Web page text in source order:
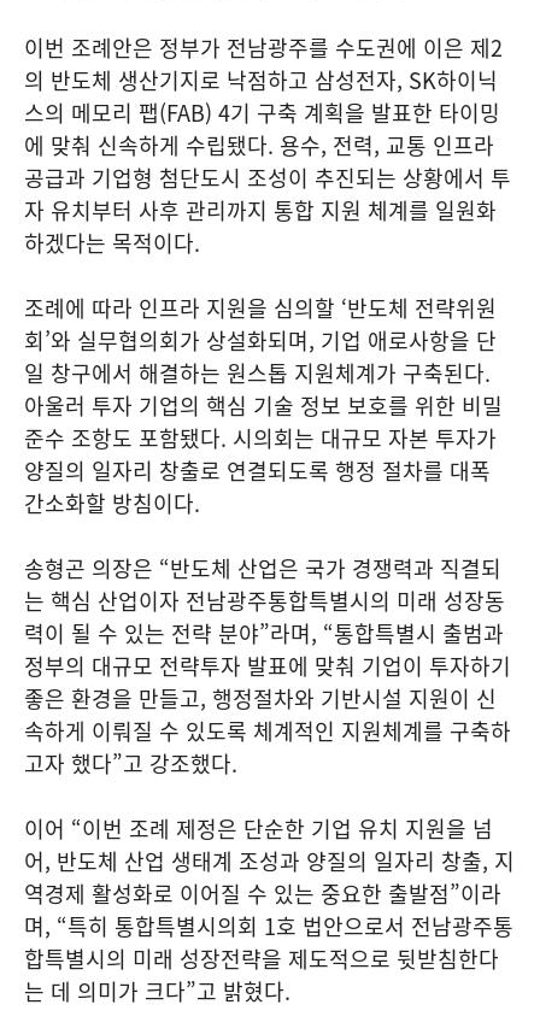
이번 조례안은 정부가 전남광주를 수도권에 이은 제2
의 반도체 생산기지로 낙점하고 삼성전자, SK하이닉
스의 메모리 팹(FAB) 4기 구축 계획을 발표한 타이밍
에 맞춰 신속하게 수립됐다. 용수, 전력, 교통 인프라
공급과 기업형 첨단도시 조성이 추진되는 상황에서 투
자 유치부터 사후 관리까지 통합 지원 체계를 일원화
하겠다는 목적이다.
조례에 따라 인프라 지원을 심의할 ‘반도체 전략위원
회’와 실무협의회가 상설화되며, 기업 애로사항을 단
일 창구에서 해결하는 원스톱 지원체계가 구축된다.
아울러 투자 기업의 핵심 기술 정보 보호를 위한 비밀
준수 조항도 포함됐다. 시의회는 대규모 자본 투자가
양질의 일자리 창출로 연결되도록 행정 절차를 대폭
간소화할 방침이다.
송형곤 의장은 “반도체 산업은 국가 경쟁력과 직결되
는 핵심 산업이자 전남광주통합특별시의 미래 성장동
력이 될 수 있는 전략 분야”라며, “통합특별시 출범과
정부의 대규모 전략투자 발표에 맞춰 기업이 투자하기
좋은 환경을 만들고, 행정절차와 기반시설 지원이 신
속하게 이뤄질 수 있도록 체계적인 지원체계를 구축하
고자 했다”고 강조했다.
이어 “이번 조례 제정은 단순한 기업 유치 지원을 넘
어, 반도체 산업 생태계 조성과 양질의 일자리 창출, 지
역경제 활성화로 이어질 수 있는 중요한 출발점”이라
며, “특히 통합특별시의회 1호 법안으로서 전남광주통
합특별시의 미래 성장전략을 제도적으로 뒷받침한다
는 데 의미가 크다”고 밝혔다.